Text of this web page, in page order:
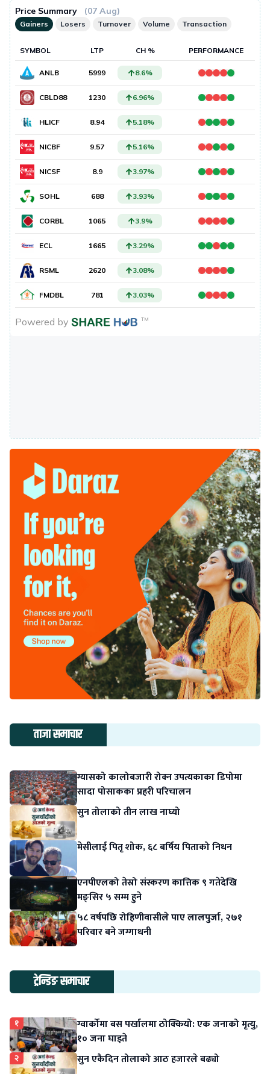
ताजा समाचार
ग्यासको कालोबजारी रोक्न उपत्यकाका डिपोमा
सादा पोसाकका प्रहरी परिचालन
सुन तोलाको तीन लाख नाघ्यो
मेसीलाई पितृ शोक, ६८ बर्षिय पिताको निधन
एनपीएलको तेस्रो संस्करण कात्तिक ९ गतेदेखि
मङ्सिर ५ सम्म हुने
५८ वर्षपछि रोहिणीवासीले पाए लालपुर्जा, २७१
परिवार बने जग्गाधनी
ट्रेन्डिङ समाचार
१
ग्वार्कोमा बस पर्खालमा ठोक्कियो: एक जनाको मृत्यु,
१० जना घाइते
२ सुन एकैदिन तोलाको आठ हजारले बढ्यो